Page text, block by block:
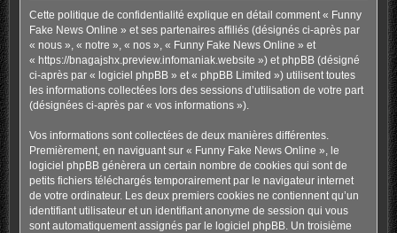
Cette politique de confidentialité explique en détail comment « Funny
Fake News Online » et ses partenaires affiliés (désignés ci-après par
« nous », « notre », « nos », « Funny Fake News Online » et
« https://bnagajshx.preview.infomaniak.website ») et phpBB (désigné
ci-après par « logiciel phpBB » et « phpBB Limited ») utilisent toutes
les informations collectées lors des sessions d’utilisation de votre part
(désignées ci-après par « vos informations »).
Vos informations sont collectées de deux manières différentes.
Premièrement, en naviguant sur « Funny Fake News Online », le
logiciel phpBB génèrera un certain nombre de cookies qui sont de
petits fichiers téléchargés temporairement par le navigateur internet
de votre ordinateur. Les deux premiers cookies ne contiennent qu’un
identifiant utilisateur et un identifiant anonyme de session qui vous
sont automatiquement assignés par le logiciel phpBB. Un troisième